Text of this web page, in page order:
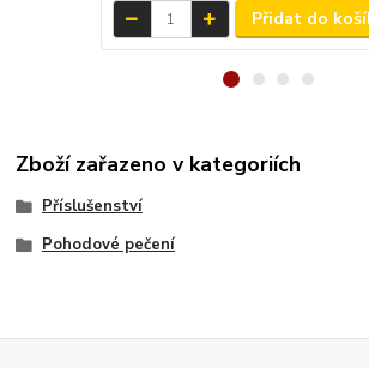
Přidat do
Zboží zařazeno v kategoriích
Příslušenství
Pohodové pečení